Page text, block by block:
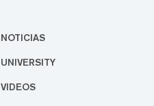
NOTICIAS
UNIVERSITY
VIDEOS